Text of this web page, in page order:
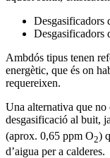
Desgasificadors
Desgasificadors
Ambdós tipus tenen
energètic, que és on
requereixen.
Una alternativa que no
desgasificació al buit,
(aprox. 0,65 ppm O2)
d’aigua per a calderes.